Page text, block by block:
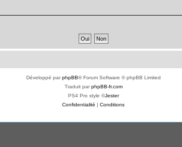
Développé parphpBB® Forum Software © phpBB Limited
Traduit parphpBB-fr.com
PS4 Pro style ©Jester
Confidentialité | Conditions